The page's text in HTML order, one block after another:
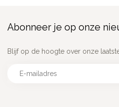
Abonneer je op onze
Blijf op de hoogte over onze